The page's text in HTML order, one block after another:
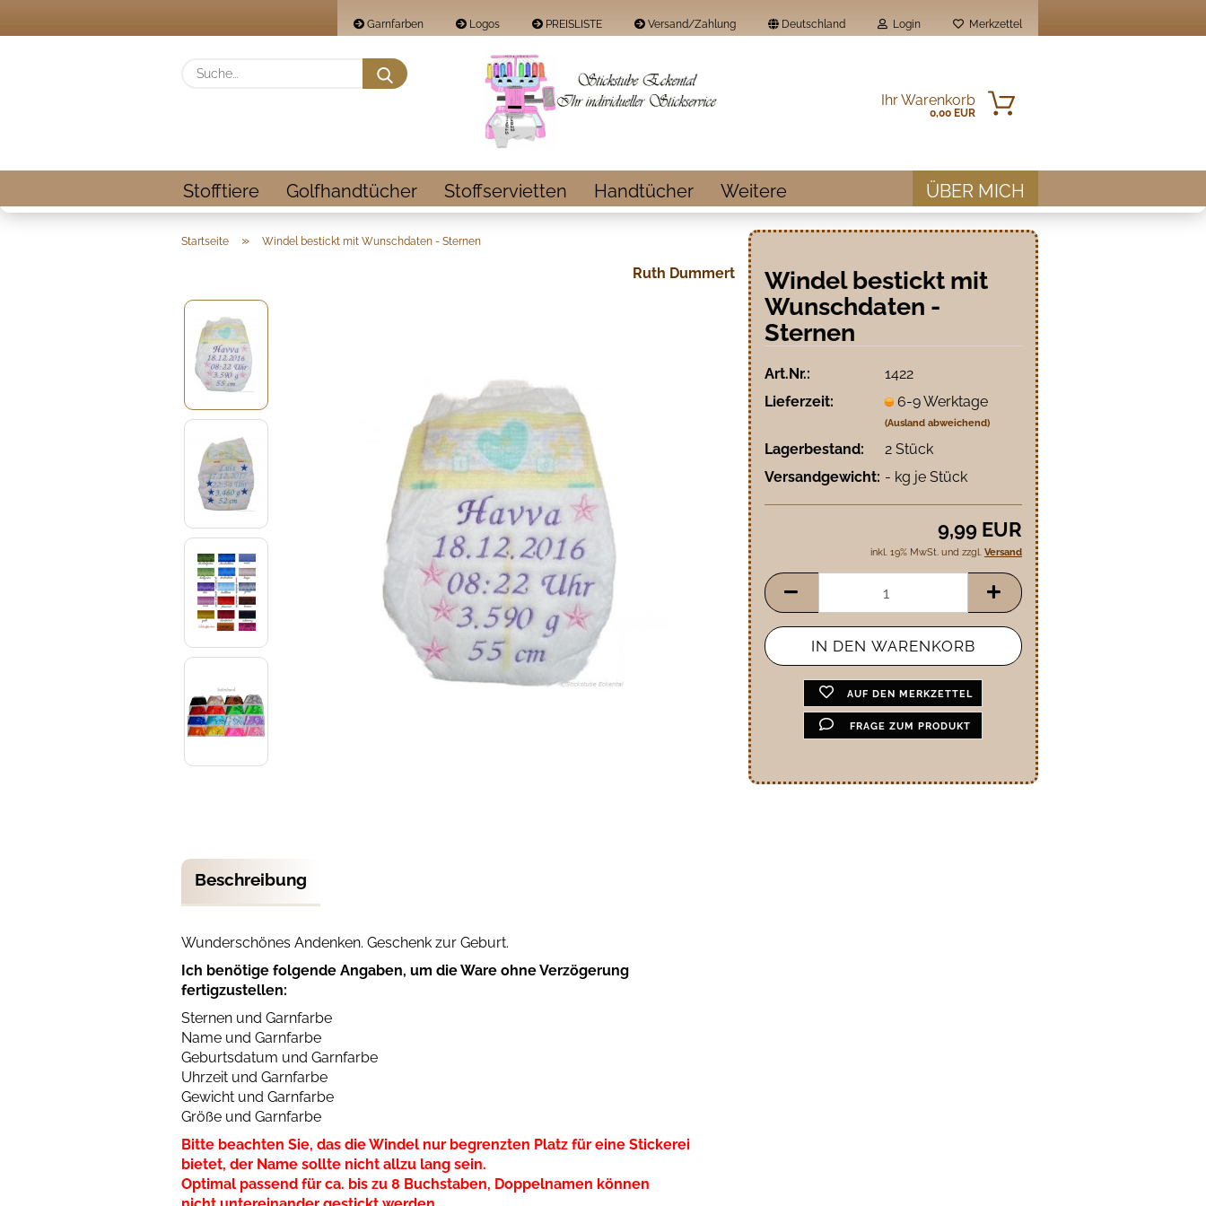
Garnfarben Logos PREISLISTE Versand/Zahlung Deutschland Login
Passwort
Konto erstellen
Passwort vergessen?
Merkzettel
Suche...
Ihr Warenkorb
0,00 EUR
Stofftiere Golfhandtücher Stoffservietten Handtücher ÜBER MICH
Weitere
Startseite » Windel bestickt mit Wunschdaten - Sternen
Ruth Dummert
Windel bestickt mit
Wunschdaten -
Sternen
Art.Nr.:
1422
Lieferzeit:
6-9 Werktage
(Ausland abweichend)
Lagerbestand: 2Stück
Versandgewicht: - kg je Stück
9,99 EUR
inkl. 19% MwSt. und zzgl. Versand
AUF DEN MERKZETTEL
FRAGE ZUM PRODUKT
Beschreibung
Wunderschönes Andenken. Geschenk zur Geburt.
Ich benötige folgende Angaben, um die Ware ohne Verzögerung
fertigzustellen:
Sternen und Garnfarbe
Name und Garnfarbe
Geburtsdatum und Garnfarbe
Uhrzeit und Garnfarbe
Gewicht und Garnfarbe
Größe und Garnfarbe
Bitte beachten Sie, das die Windel nur begrenzten Platz für eine Stickerei
bietet, der Name sollte nicht allzu lang sein.
Optimal passend für ca. bis zu 8 Buchstaben, Doppelnamen können